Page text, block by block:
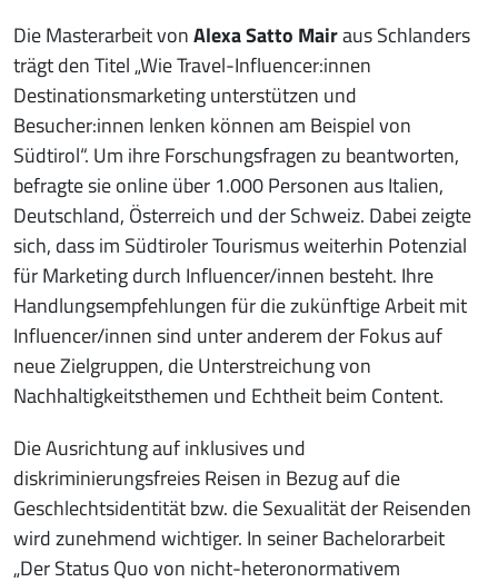
Die Masterarbeit vonAlexa Satto Mairaus Schlanders
trägt den Titel „Wie Travel-Influencer:innen
Destinationsmarketing unterstützen und
Besucher:innen lenken können am Beispiel von
Südtirol“. Um ihre Forschungsfragen zu beantworten,
befragte sie online über 1.000 Personen aus Italien,
Deutschland, Österreich und der Schweiz. Dabei zeigte
sich, dass im Südtiroler Tourismus weiterhin Potenzial
für Marketing durch Influencer/innen besteht. Ihre
Handlungsempfehlungen für die zukünftige Arbeit mit
Influencer/innen sind unter anderem der Fokus auf
neue Zielgruppen, die Unterstreichung von
Nachhaltigkeitsthemen und Echtheit beim Content.
Die Ausrichtung auf inklusives und
diskriminierungsfreies Reisen in Bezug auf die
Geschlechtsidentität bzw. die Sexualität der Reisenden
wird zunehmend wichtiger. In seiner Bachelorarbeit
„Der Status Quo von nicht-heteronormativem